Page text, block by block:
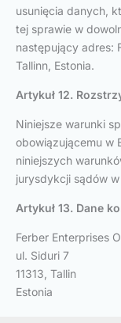
usunięcia danych,
tej sprawie w
następujący adres:
Tallinn, Estonia.
Artykuł 12.
Niniejsze warunki
obowiązującemu w
niniejszych
jurysdykcji sądów w
Artykuł 13. Dane
Ferber Enterprises
ul. Siduri 7
11313, Tallin
Estonia